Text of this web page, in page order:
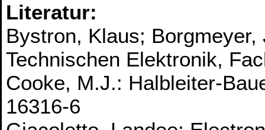
Literatur:
Bystron, Klaus;
Technischen Elektronik,
Cooke, M.J.: Halbleiter-
16316-6